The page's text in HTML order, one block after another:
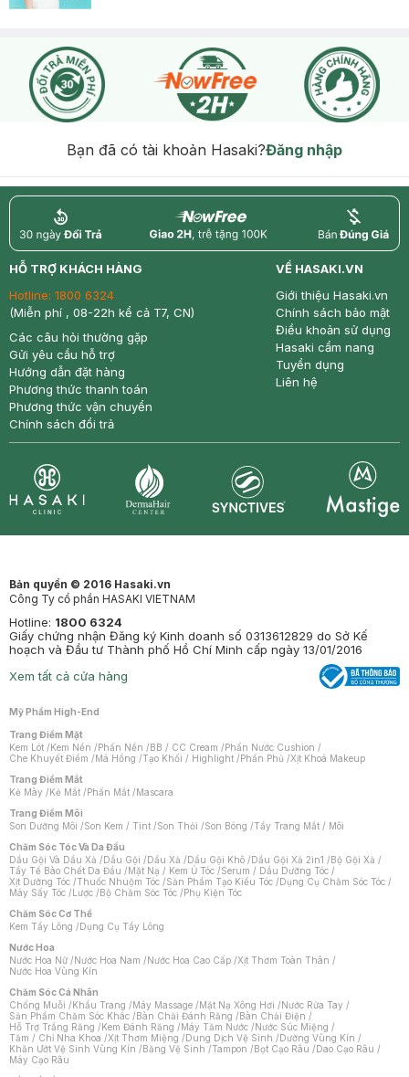
Bạn đã có tài khoản Hasaki?Đăng nhập
return nowfree price
HỖ TRỢ KHÁCH HÀNG
Hotline: 1800 6324
(Miễn phí , 08-22h kể cả T7, CN)
Các câu hỏi thường gặp
Gửi yêu cầu hỗ trợ
Hướng dẫn đặt hàng
Phương thức thanh toán
Phương thức vận chuyển
Chính sách đổi trả
VỀ HASAKI.VN
Giới thiệu Hasaki.vn
Chính sách bảo mật
Điều khoản sử dụng
Hasaki cẩm nang
Tuyển dụng
Liên hệ
Bản quyền © 2016 Hasaki.vn
Công Ty cổ phần HASAKI VIETNAM
Hotline: 1800 6324
Giấy chứng nhận Đăng ký Kinh doanh số 0313612829 do Sở Kế
hoạch và Đầu tư Thành phố Hồ Chí Minh cấp ngày 13/01/2016
Xem tất cả cửa hàng
Mỹ Phẩm High-End
Trang Điểm Mặt
Kem Lót / Kem Nền / Phấn Nền / BB / CC Cream / Phấn Nước Cushion /
Che Khuyết Điểm / Má Hồng /Tạo Khối / Highlight / Phấn Phủ /Xịt Khoá Makeup
Trang Điểm Mắt
Kẻ Mày / Kẻ Mắt / Phấn Mắt / Mascara
Trang Điểm Môi
Son Dưỡng Môi /Son Kem / Tint /Son Thỏi /Son Bóng /Tẩy Trang Mắt / Môi
Chăm Sóc Tóc Và Da Đầu
Dầu Gội Và Dầu Xả / Dầu Gội / Dầu Xả / Dầu Gội Khô / Dầu Gội Xả 2in1 / Bộ Gội Xả /
Tẩy Tế Bào Chết Da Đầu / Mặt Nạ / Kem Ủ Tóc /Serum / Dầu Dưỡng Tóc /
Xịt Dưỡng Tóc /Thuốc Nhuộm Tóc /Sản Phẩm Tạo Kiểu Tóc / Dụng Cụ Chăm Sóc Tóc /
Máy Sấy Tóc / Lược / Bộ Chăm Sóc Tóc / Phụ Kiện Tóc
Chăm Sóc Cơ Thể
Kem Tẩy Lông / Dụng Cụ Tẩy Lông
Nước Hoa
Nước Hoa Nữ / Nước Hoa Nam / Nước Hoa Cao Cấp /Xịt Thơm Toàn Thân /
Nước Hoa Vùng Kín
Chăm Sóc Cá Nhân
Chống Muỗi / Khẩu Trang / Máy Massage / Mặt Nạ Xông Hơi / Nước Rửa Tay /
Sản Phẩm Chăm Sóc Khác / Bàn Chải Đánh Răng / Bàn Chải Điện /
Hỗ Trợ Trắng Răng / Kem Đánh Răng / Máy Tăm Nước / Nước Súc Miệng /
Tăm / Chỉ Nha Khoa /Xịt Thơm Miệng / Dung Dịch Vệ Sinh / Dưỡng Vùng Kín /
Khăn Ướt Vệ Sinh Vùng Kín / Băng Vệ Sinh /Tampon / Bọt Cạo Râu / Dao Cạo Râu /
Máy Cạo Râu